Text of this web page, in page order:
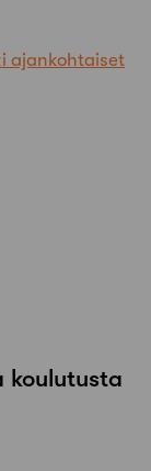
ajankohtaiset
koulutusta